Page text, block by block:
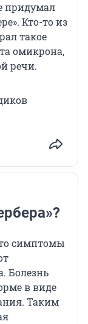
придумал
Кто-то из
такое
омикрона,
речи.
симптомы
Болезнь
в виде
Таким